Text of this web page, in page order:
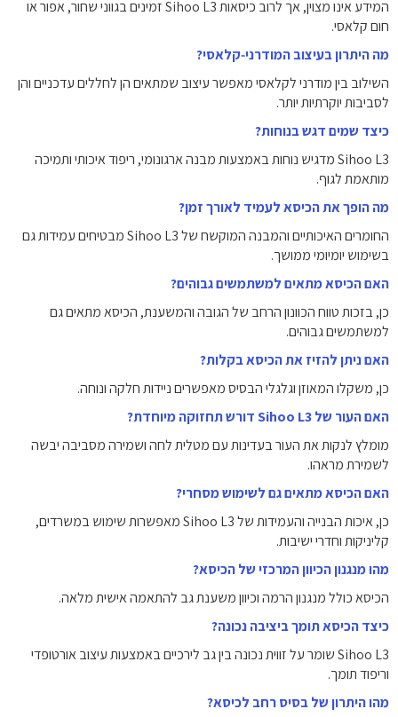
המידע אינו מצוין, אך לרוב כיסאות Sihoo L3 זמינים בגווני שחור, אפור או
חום קלאסי.
מה היתרון בעיצוב המודרני‑קלאסי?
השילוב בין מודרני לקלאסי מאפשר עיצוב שמתאים הן לחללים עדכניים והן
לסביבות יוקרתיות יותר.
כיצד שמים דגש בנוחות?
Sihoo L3 מדגיש נוחות באמצעות מבנה ארגונומי, ריפוד איכותי ותמיכה
מותאמת לגוף.
מה הופך את הכיסא לעמיד לאורך זמן?
החומרים האיכותיים והמבנה המוקשח של Sihoo L3 מבטיחים עמידות גם
בשימוש יומיומי ממושך.
האם הכיסא מתאים למשתמשים גבוהים?
כן, בזכות טווח הכוונון הרחב של הגובה והמשענת, הכיסא מתאים גם
למשתמשים גבוהים.
האם ניתן להזיז את הכיסא בקלות?
כן, משקלו המאוזן וגלגלי הבסיס מאפשרים ניידות חלקה ונוחה.
האם העור של Sihoo L3 דורש תחזוקה מיוחדת?
מומלץ לנקות את העור בעדינות עם מטלית לחה ושמירה מסביבה יבשה
לשמירת מראהו.
האם הכיסא מתאים גם לשימוש מסחרי?
כן, איכות הבנייה והעמידות של Sihoo L3 מאפשרות שימוש במשרדים,
קליניקות וחדרי ישיבות.
מהו מנגנון הכיוון המרכזי של הכיסא?
הכיסא כולל מנגנון הרמה וכיוון משענת גב להתאמה אישית מלאה.
כיצד הכיסא תומך ביציבה נכונה?
Sihoo L3 שומר על זווית נכונה בין גב לירכיים באמצעות עיצוב אורטופדי
וריפוד תומך.
מהו היתרון של בסיס רחב לכיסא?